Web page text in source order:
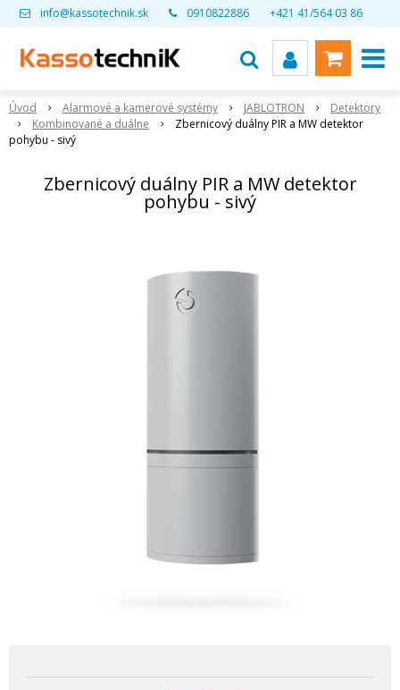
info@kassotechnik.sk 0910822886 +421 41/564 03 86
Úvod Alarmové a kamerové systémy JABLOTRON
Detektory
Kombinované a duálne
Zbernicový duálny PIR a MW detektor
pohybu - sivý
Zbernicový duálny PIR a MW detektor
pohybu - sivý